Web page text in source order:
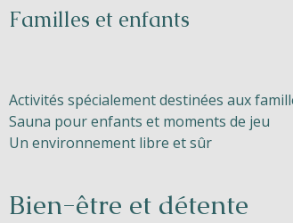
Familles et enfants
Activités spécialement destinées aux
Sauna pour enfants et moments de jeu
Un environnement libre et sûr
Bien-être et détente